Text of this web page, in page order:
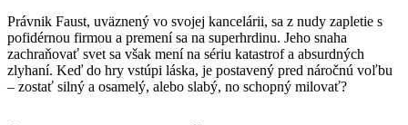
Právnik Faust, uväznený vo svojej kancelárii, sa z nudy zapletie s
pofidérnou firmou a premení sa na superhrdinu. Jeho snaha
zachraňovať svet sa však mení na sériu katastrof a absurdných
zlyhaní. Keď do hry vstúpi láska, je postavený pred náročnú voľbu
– zostať silný a osamelý, alebo slabý, no schopný milovať?